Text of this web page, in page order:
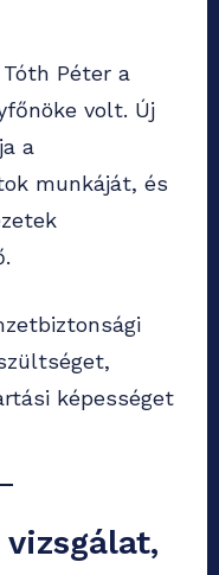
Péter a
volt. Új
a
munkáját, és
képességet